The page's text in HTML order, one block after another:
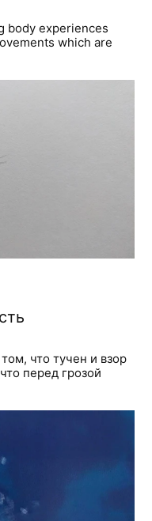
body experiences
which are
что тучен и взор
перед грозой